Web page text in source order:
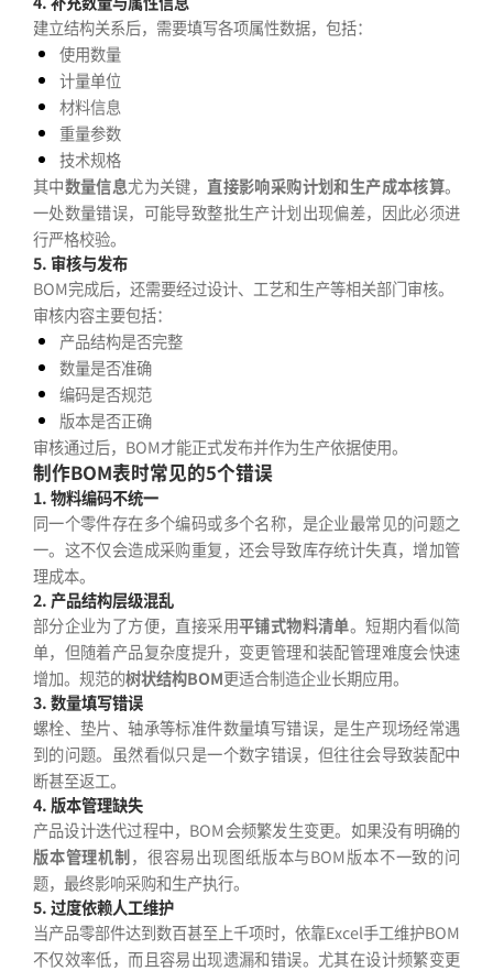
建立结构关系后，需要填写各项属性数据，包括：
使用数量
计量单位
材料信息
重量参数
技术规格
其中数量信息尤为关键， 直接影响采购计划和生产成本核算。
一处数量错误，可能导致整批生产计划出现偏差，因此必须进
行严格校验。
5. 审核与发布
BOM完成后，还需要经过设计、工艺和生产等相关部门审核。
审核内容主要包括：
产品结构是否完整
数量是否准确
编码是否规范
版本是否正确
审核通过后，BOM才能正式发布并作为生产依据使用。
制作BOM表时常见的5个错误
1. 物料编码不统一
同一个零件存在多个编码或多个名称，是企业最常见的问题之
一。这不仅会造成采购重复，还会导致库存统计失真，增加管
理成本。
2. 产品结构层级混乱
部分企业为了方便，直接采用平铺式物料清单。短期内看似简
单，但随着产品复杂度提升，变更管理和装配管理难度会快速
增加。规范的树状结构BOM更适合制造企业长期应用。
3. 数量填写错误
螺栓、垫片、轴承等标准件数量填写错误，是生产现场经常遇
到的问题。虽然看似只是一个数字错误，但往往会导致装配中
断甚至返工。
4. 版本管理缺失
产品设计迭代过程中，BOM会频繁发生变更。如果没有明确的
版本管理机制，很容易出现图纸版本与BOM版本不一致的问
题，最终影响采购和生产执行。
5. 过度依赖人工维护
当产品零部件达到数百甚至上千项时，依靠Excel手工维护BOM
不仅效率低，而且容易出现遗漏和错误。尤其在设计频繁变更